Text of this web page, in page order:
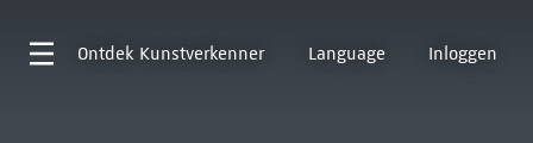
Ontdek Kunstverkenner Language Inloggen